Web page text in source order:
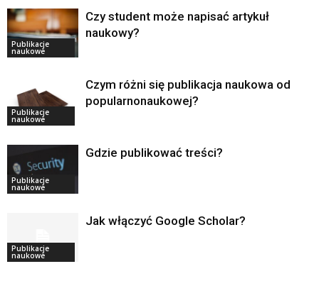
Publikacje
naukowe
Czy student może napisać artykuł
naukowy?
Publikacje
naukowe
Czym różni się publikacja naukowa od
popularnonaukowej?
Publikacje
naukowe
Gdzie publikować treści?
Publikacje
naukowe
Jak włączyć Google Scholar?